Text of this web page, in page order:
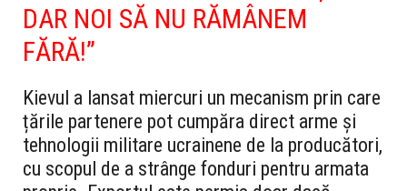
DAR NOI SĂ NU RĂMÂNEM
FĂRĂ!”
Kievul a lansat miercuri un mecanism prin care
țările partenere pot cumpăra direct arme și
tehnologii militare ucrainene de la producători,
cu scopul de a strânge fonduri pentru armata